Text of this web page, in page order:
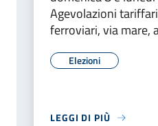
Agevolazioni
ferroviari, via mare,
Elezioni
LEGGI DI PIÙ